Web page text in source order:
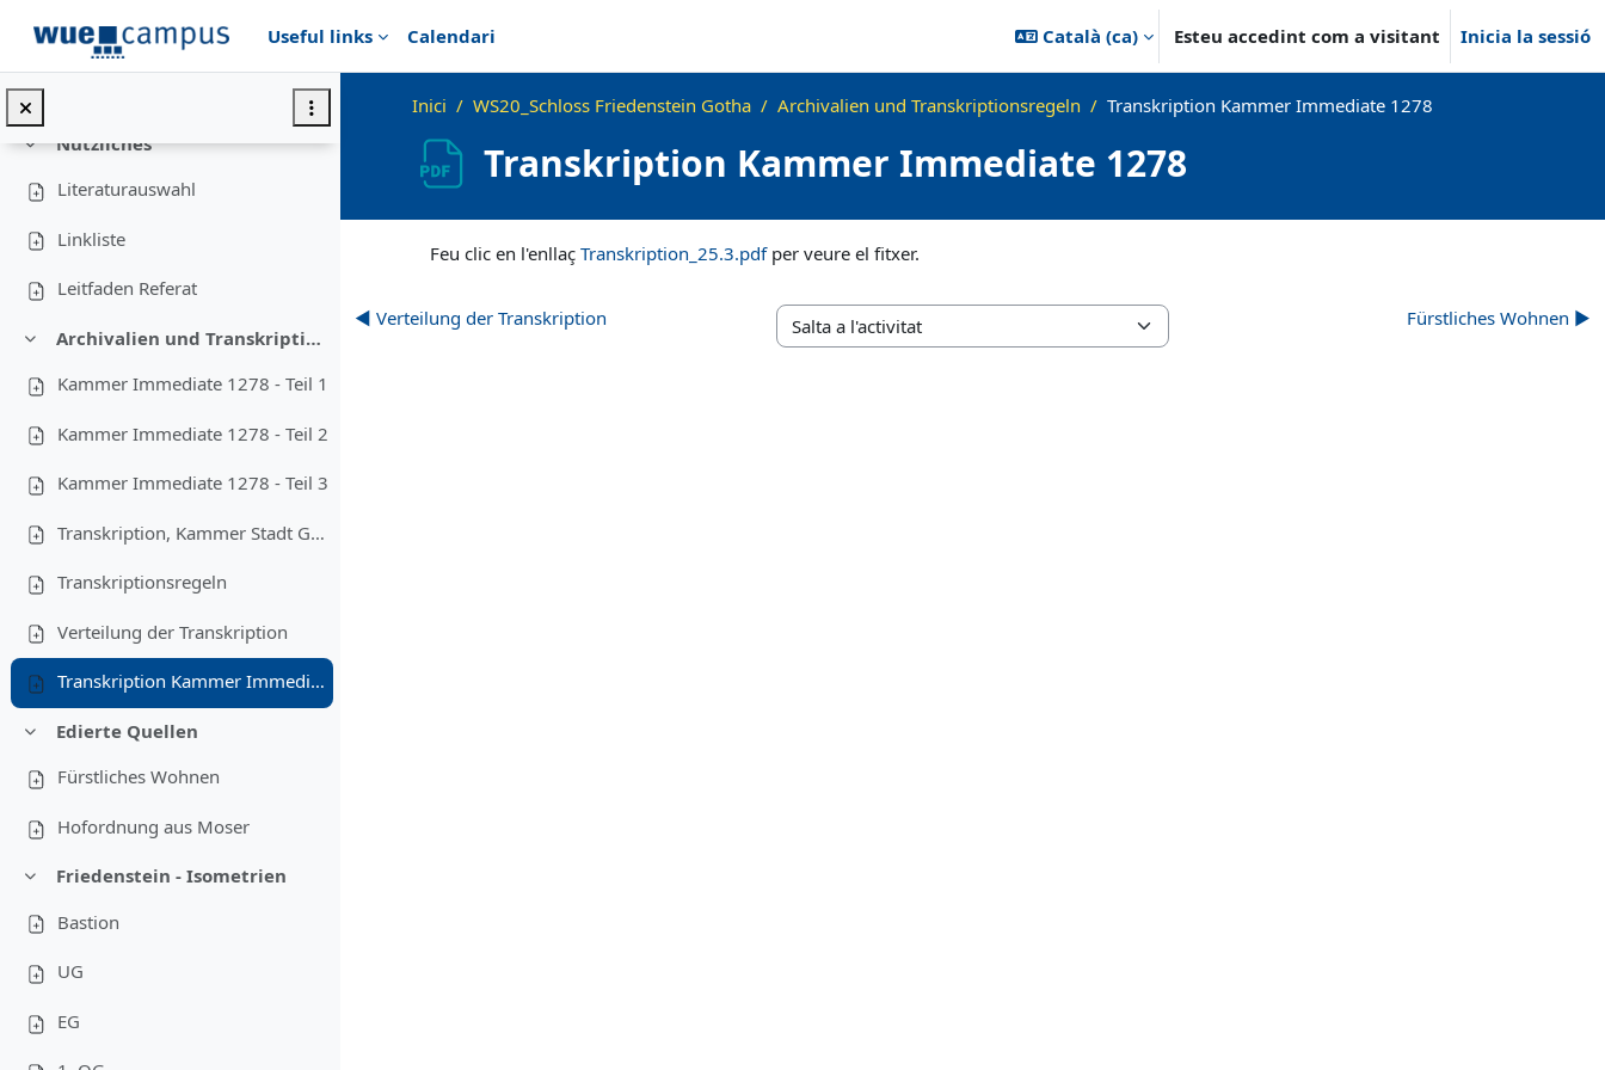
Useful links
Calendari Català ‎(ca)‎ Esteu accedint com a visitant Inicia la sessió
Blockseminar 8. April 2021
RedueixNützliches
Literaturauswahl
Linkliste
Leitfaden Referat
Redueix
Archivalien und Transkriptionsregeln
Kammer Immediate 1278 - Teil 1
Kammer Immediate 1278 - Teil 2
Kammer Immediate 1278 - Teil 3
Transkription, Kammer Stadt Gotha 471
Transkriptionsregeln
Verteilung der Transkription
Transkription Kammer Immediate 1278
Redueix
Edierte Quellen
Fürstliches Wohnen
Hofordnung aus Moser
Redueix
Friedenstein - Isometrien
Bastion
UG
EG
Inici WS20_Schloss Friedenstein Gotha Archivalien und Transkriptionsregeln Transkription Kammer Immediate 1278
Transkription Kammer Immediate 1278
Feu clic en l'enllaç Transkription_25.3.pdfper veure el fitxer.
◀︎ Verteilung der Transkription
Salta a l'activitat
Fürstliches Wohnen ▶︎